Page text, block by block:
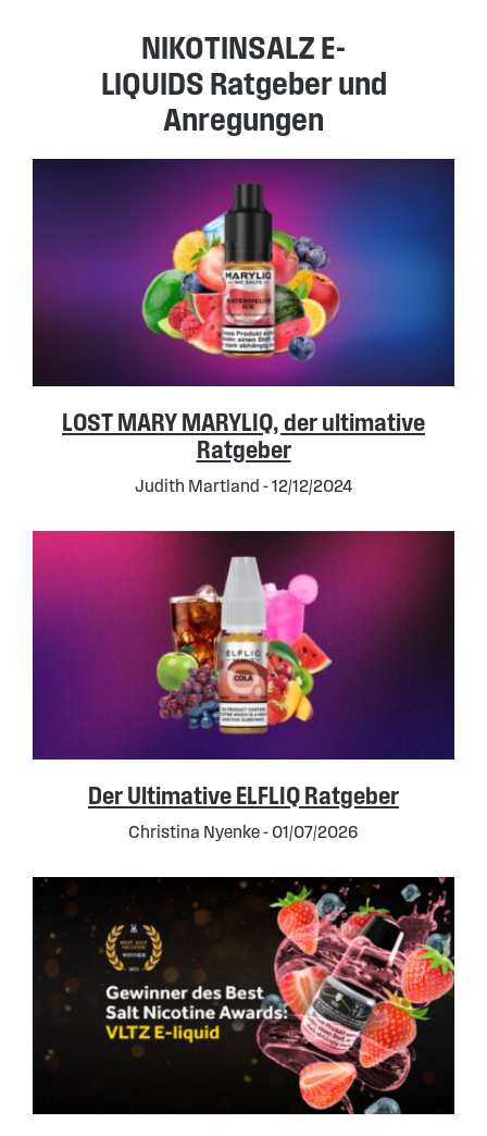
NIKOTINSALZ E-
LIQUIDS Ratgeber und
Anregungen
LOST MARY MARYLIQ, der ultimative
Ratgeber
Judith Martland - 12/12/2024
Der Ultimative ELFLIQ Ratgeber
Christina Nyenke - 01/07/2026